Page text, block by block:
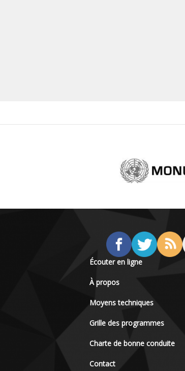
Écouter en ligne
À propos
Moyens techniques
Grille des programmes
Charte de bonne conduite
Contact